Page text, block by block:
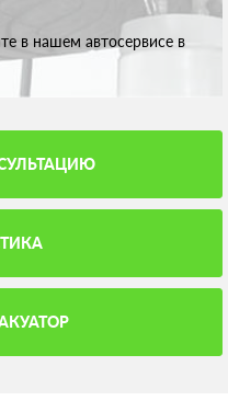
в нашем автосервисе в